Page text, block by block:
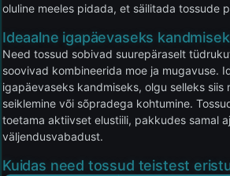
oluline meeles pidada, et säilitada tossude
Ideaalne igapäevaseks
Need tossud sobivad suurepäraselt
soovivad kombineerida moe ja mugavuse.
igapäevaseks kandmiseks, olgu selleks siis
seiklemine või sõpradega kohtumine.
toetama aktiivset elustiili, pakkudes samal
väljendusvabadust.
Kuidas need tossud teistest